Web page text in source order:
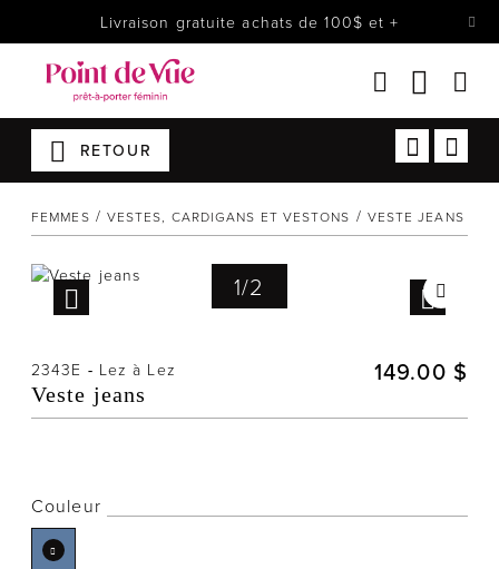
Livraison gratuite achats de 100$ et +
Accessoires
Chaussures
Soldes
RETOUR
FEMMES VESTES, CARDIGANS ET VESTONS VESTE JEANS
1/2
2343E - Lez à Lez
Veste jeans
149.00 $
Couleur